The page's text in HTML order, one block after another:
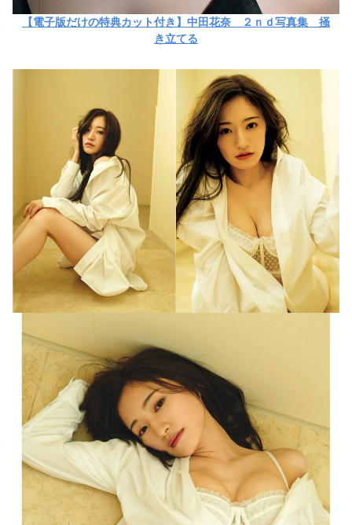
【電子版だけの特典カット付き】中田花奈 ２ｎｄ写真集 掻
き立てる